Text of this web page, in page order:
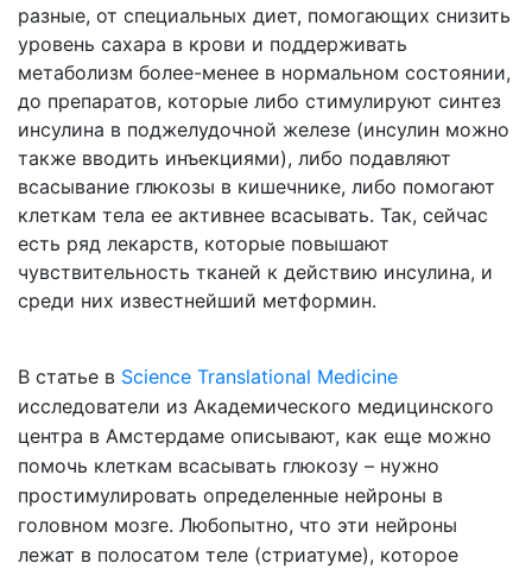
разные, от специальных диет, помогающих снизить
уровень сахара в крови и поддерживать
метаболизм более-менее в нормальном состоянии,
до препаратов, которые либо стимулируют синтез
инсулина в поджелудочной железе (инсулин можно
также вводить инъекциями), либо подавляют
всасывание глюкозы в кишечнике, либо помогают
клеткам тела ее активнее всасывать. Так, сейчас
есть ряд лекарств, которые повышают
чувствительность тканей к действию инсулина, и
среди них известнейший метформин.
В статье в Science Translational Medicine
исследователи из Академического медицинского
центра в Амстердаме описывают, как еще можно
помочь клеткам всасывать глюкозу – нужно
простимулировать определенные нейроны в
головном мозге. Любопытно, что эти нейроны
лежат в полосатом теле (стриатуме), которое